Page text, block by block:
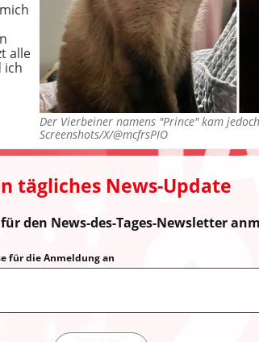
Der Vierbeiner namens "Prince" kam
Screenshots/X/@mcfrsPIO
alle
ich
tägliches News-Update
den News-des-Tages-Newsletter
für die Anmeldung an